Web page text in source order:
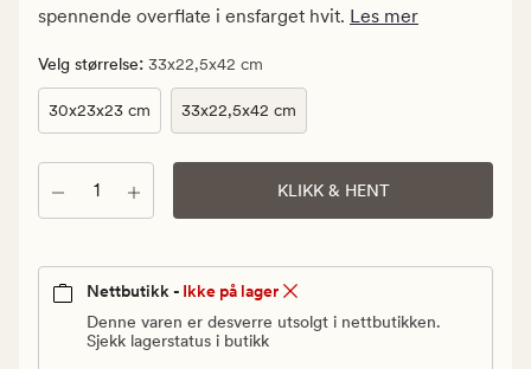
pris
390
kr
spennende overflate i ensfarget hvit. Les mer
Velg størrelse: 33x22,5x42 cm
30x23x23 cm 33x22,5x42 cm
Antall KLIKK & HENT
Nettbutikk - Ikke på lager
Denne varen er desverre utsolgt i nettbutikken.
Sjekk lagerstatus i butikk